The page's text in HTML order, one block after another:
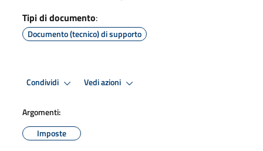
Tipi di documento:
Documento (tecnico) di supporto
Condividi Vedi azioni
Argomenti:
Imposte